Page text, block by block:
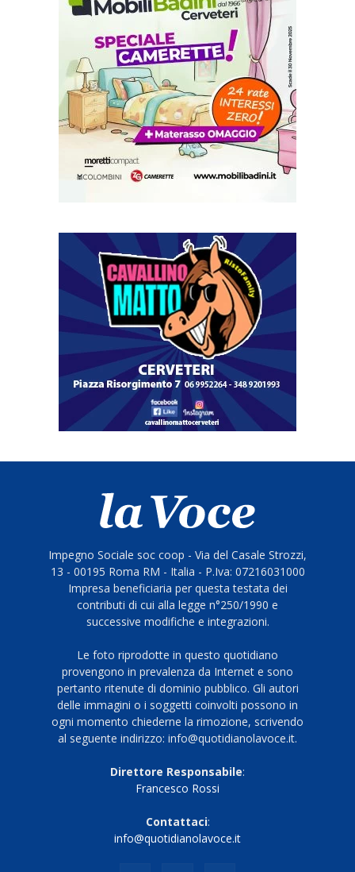
Impegno Sociale soc coop - Via del Casale Strozzi,
13 - 00195 Roma RM - Italia - P.Iva: 07216031000
Impresa beneficiaria per questa testata dei
contributi di cui alla legge n°250/1990 e
successive modifiche e integrazioni.
Le foto riprodotte in questo quotidiano
provengono in prevalenza da Internet e sono
pertanto ritenute di dominio pubblico. Gli autori
delle immagini o i soggetti coinvolti possono in
ogni momento chiederne la rimozione, scrivendo
al seguente indirizzo: info@quotidianolavoce.it.
Direttore Responsabile:
Francesco Rossi
Contattaci:
info@quotidianolavoce.it